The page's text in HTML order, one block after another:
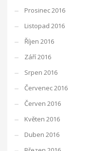
Prosinec 2016
Listopad 2016
Říjen 2016
Září 2016
Srpen 2016
Červenec 2016
Červen 2016
Květen 2016
Duben 2016